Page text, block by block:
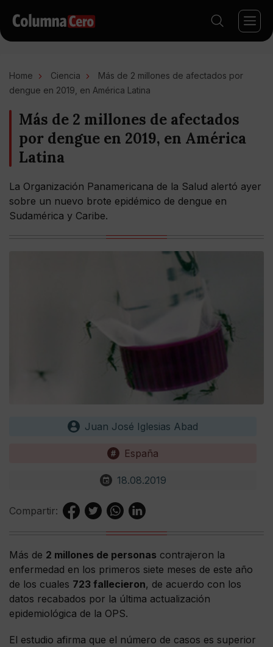
Home Ciencia
Más de 2 millones de afectados por
dengue en 2019, en América Latina
Más de 2 millones de afectados
por dengue en 2019, en América
Latina
La Organización Panamericana de la Salud alertó ayer
sobre un nuevo brote epidémico de dengue en
Sudamérica y Caribe.
Juan José Iglesias Abad
España
18.08.2019
Compartir:
Más de 2 millones de personas contrajeron la
enfermedad en los primeros siete meses de este año
de los cuales 723 fallecieron, de acuerdo con los
datos recabados por la última actualización
epidemiológica de la OPS.
El estudio afirma que el número de casos es superior